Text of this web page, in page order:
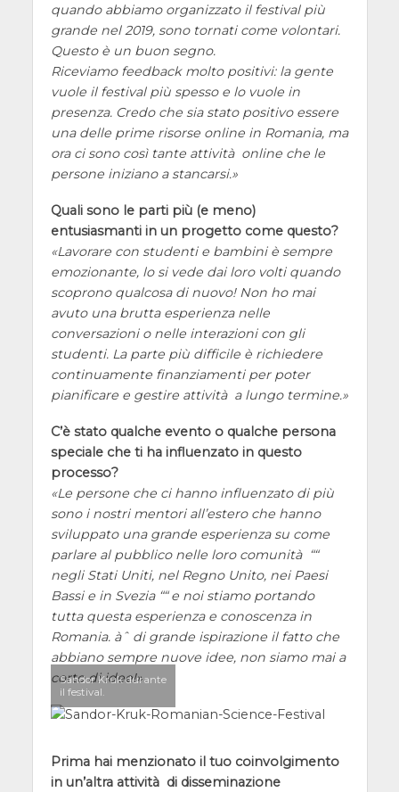
quando abbiamo organizzato il festival più
grande nel 2019, sono tornati come volontari.
Questo è un buon segno.
Riceviamo feedback molto positivi: la gente
vuole il festival più spesso e lo vuole in
presenza. Credo che sia stato positivo essere
una delle prime risorse online in Romania, ma
ora ci sono così tante attività online che le
persone iniziano a stancarsi.
Quali sono le parti più (e meno)
entusiasmanti in un progetto come questo?
Lavorare con studenti e bambini è sempre
emozionante, lo si vede dai loro volti quando
scoprono qualcosa di nuovo! Non ho mai
avuto una brutta esperienza nelle
conversazioni o nelle interazioni con gli
studenti. La parte più difficile è richiedere
continuamente finanziamenti per poter
pianificare e gestire attività a lungo termine.
C’è stato qualche evento o qualche persona
speciale che ti ha influenzato in questo
processo?
Le persone che ci hanno influenzato di più
sono i nostri mentori all’estero che hanno
sviluppato una grande esperienza su come
parlare al pubblico nelle loro comunità ““
negli Stati Uniti, nel Regno Unito, nei Paesi
Bassi e in Svezia ““ e noi stiamo portando
tutta questa esperienza e conoscenza in
Romania. àˆ di grande ispirazione il fatto che
abbiano sempre nuove idee, non siamo mai a
corto di idee!
Sandor Kruk durante
il festival.
Prima hai menzionato il tuo coinvolgimento
in un’altra attività di disseminazione